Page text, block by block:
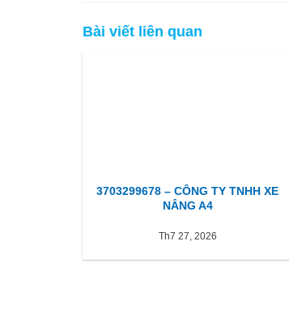
Bài viết liên quan
3703299678 – CÔNG TY TNHH XE
NÂNG A4
Th7 27, 2026